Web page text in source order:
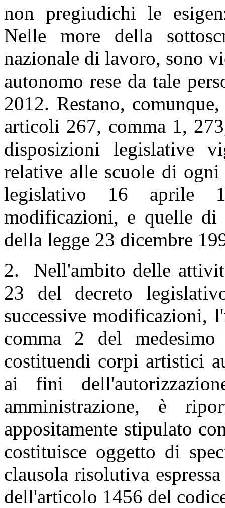
non pregiudichi le
Nelle more della
nazionale di lavoro, sono
autonomo rese da tale
2012. Restano,
articoli 267, comma 1,
disposizioni legislative
relative alle scuole di
legislativo 16 aprile
modificazioni, e quelle
della legge 23 dicembre
2. Nell'ambito delle
23 del decreto
successive modificazioni,
comma 2 del
costituendi corpi artistici
ai fini
amministrazione, è
appositamente stipulato
costituisce oggetto di
clausola risolutiva
dell'articolo 1456 del